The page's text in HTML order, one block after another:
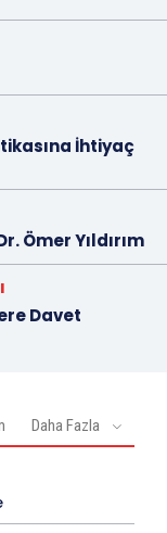
İhtiyaç
Ömer Yıldırım
Davet
Daha Fazla